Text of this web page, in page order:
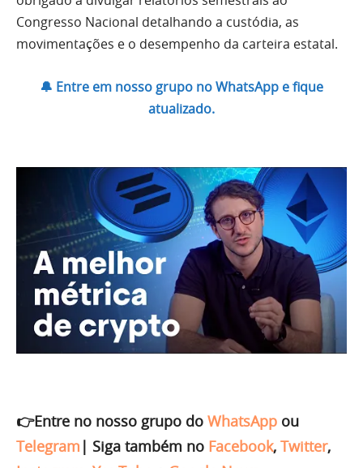
Congresso Nacional detalhando a custódia, as
movimentações e o desempenho da carteira estatal.
🔔 Entre em nosso grupo no WhatsApp e fique
atualizado.
👉Entre no nosso grupo do WhatsApp ou
Telegram | Siga também no Facebook, Twitter,